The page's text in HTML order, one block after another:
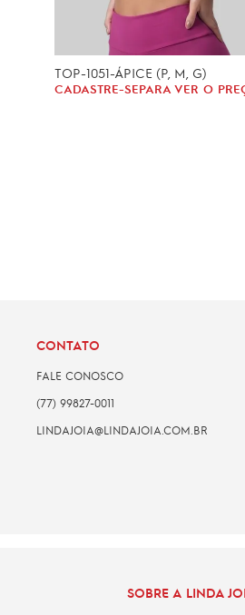
TOP-1051-ÁPICE (P, M, G)
CADASTRE-SEPARA VER O
CONTATO
FALE CONOSCO
(77) 99827-0011
LINDAJOIA@LINDAJOIA.COM.BR
SOBRE A LINDA